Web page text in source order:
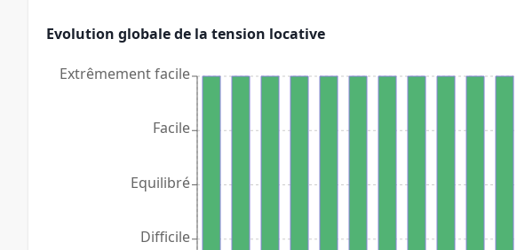
Evolution globale de la tension locative
Difficile
Equilibré
Facile
Extrêmement facile